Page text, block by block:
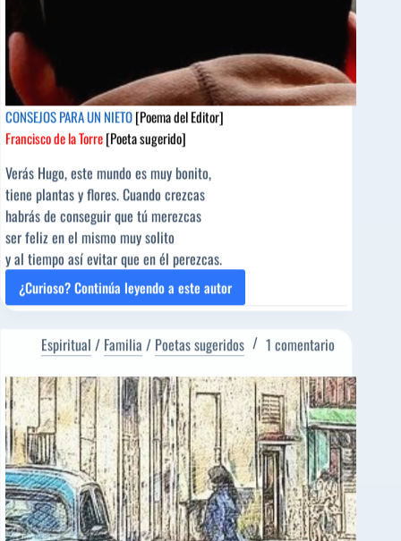
CONSEJOS PARA UN NIETO[Poema del Editor]
Francisco de la Torre[Poeta sugerido]
Verás Hugo, este mundo es muy bonito,
tiene plantas y flores. Cuando crezcas
habrás de conseguir que tú merezcas
ser feliz en el mismo muy solito
y al tiempo así evitar que en él perezcas.
¿Curioso? Continúa leyendo a este autor
CONSEJOS
PARA
NIETO
[Poema
del
Editor]
Francisco
de
la
Torre
[Poeta
sugerido]
Espiritual / Familia / Poetas sugeridos 1 comentario